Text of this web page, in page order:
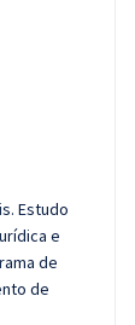
Estudo
e
de
de